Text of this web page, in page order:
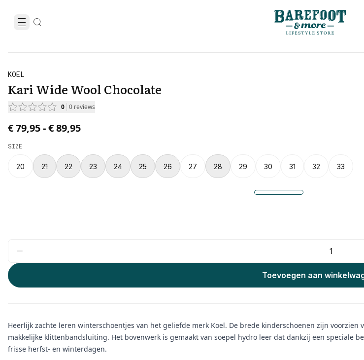
KOEL
Kari Wide Wool Chocolate
0 0 reviews
Price from € 79,95 to € 89,95.
€ 79,95-€ 89,95
SIZE
20 21 22 23 24 25 26 27 28 29 30 31 32 33
Toevoegen aan
Heerlijk zachte leren winterschoentjes van het geliefde merk Koel. De brede kinderschoenen zijn voorzien
makkelijke klittenbandsluiting. Het bovenwerk is gemaakt van soepel hydro leer dat dankzij een speciale
frisse herfst- en winterdagen.